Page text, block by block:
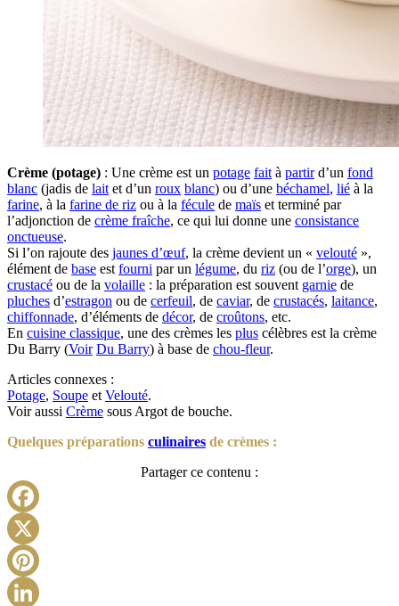
Crème (potage) : Une crème est un potage fait à partird’un fond
blanc (jadis de lait et d’un roux blanc) ou d’une béchamel, lié à la
farine, à la farine de riz ou à la fécule de maïs et terminé par
l’adjonction de crème fraîche, ce qui lui donne une consistance
onctueuse.
Si l’on rajoute des jaunes d’œuf, la crème devient un « velouté »,
élément de base est fourni par un légume, du riz (ou de l’orge), un
crustacé ou de la volaille : la préparation est souvent garnie de
pluches d’estragon ou de cerfeuil, de caviar, de crustacés, laitance,
chiffonnade, d’éléments de décor, de croûtons, etc.
En cuisine classique, une des crèmes les plus célèbres est la crème
Du Barry (Voir Du Barry) à base de chou-fleur.
Articles connexes :
Potage, Soupe et Velouté.
Voir aussi Crème sous Argot de bouche.
Quelques préparations culinaires de crèmes :
Partager ce contenu :